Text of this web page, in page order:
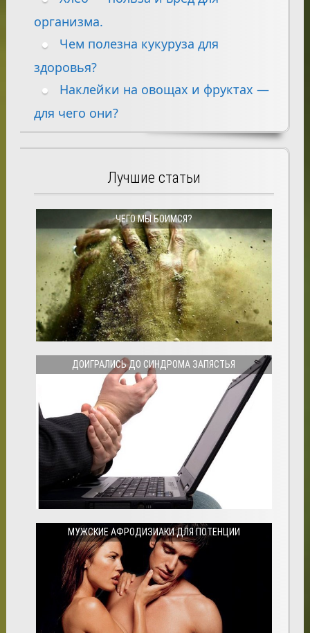
организма.
Чем полезна кукуруза для
здоровья?
Наклейки на овощах и фруктах —
для чего они?
Лучшие статьи
ЧЕГО МЫ БОИМСЯ?
ДОИГРАЛИСЬ ДО СИНДРОМА ЗАПЯСТЬЯ
МУЖСКИЕ АФРОДИЗИАКИ ДЛЯ ПОТЕНЦИИ